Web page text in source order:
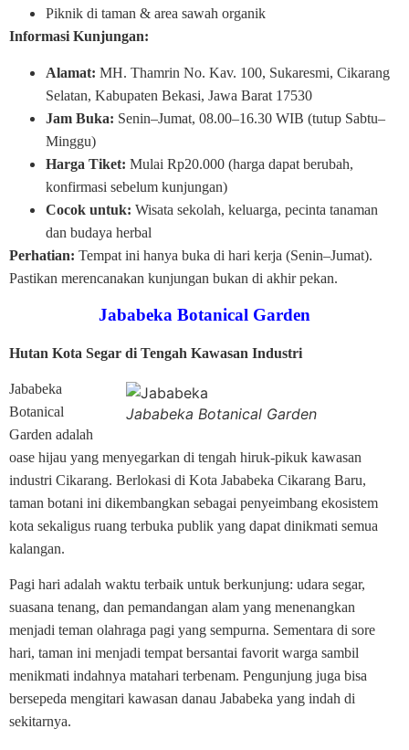
Piknik di taman & area sawah organik
Informasi Kunjungan:
Alamat: MH. Thamrin No. Kav. 100, Sukaresmi, Cikarang
Selatan, Kabupaten Bekasi, Jawa Barat 17530
Jam Buka: Senin–Jumat, 08.00–16.30 WIB (tutup Sabtu–
Minggu)
Harga Tiket: Mulai Rp20.000 (harga dapat berubah,
konfirmasi sebelum kunjungan)
Cocok untuk: Wisata sekolah, keluarga, pecinta tanaman
dan budaya herbal
Perhatian: Tempat ini hanya buka di hari kerja (Senin–Jumat).
Pastikan merencanakan kunjungan bukan di akhir pekan.
Jababeka Botanical Garden
Hutan Kota Segar di Tengah Kawasan Industri
Jababeka Botanical Garden
Jababeka
Botanical
Garden adalah
oase hijau yang menyegarkan di tengah hiruk-pikuk kawasan
industri Cikarang. Berlokasi di Kota Jababeka Cikarang Baru,
taman botani ini dikembangkan sebagai penyeimbang ekosistem
kota sekaligus ruang terbuka publik yang dapat dinikmati semua
kalangan.
Pagi hari adalah waktu terbaik untuk berkunjung: udara segar,
suasana tenang, dan pemandangan alam yang menenangkan
menjadi teman olahraga pagi yang sempurna. Sementara di sore
hari, taman ini menjadi tempat bersantai favorit warga sambil
menikmati indahnya matahari terbenam. Pengunjung juga bisa
bersepeda mengitari kawasan danau Jababeka yang indah di
sekitarnya.